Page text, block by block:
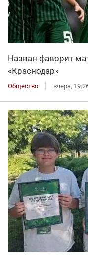
Назван фаворит
«Краснодар»
Общество вчера,